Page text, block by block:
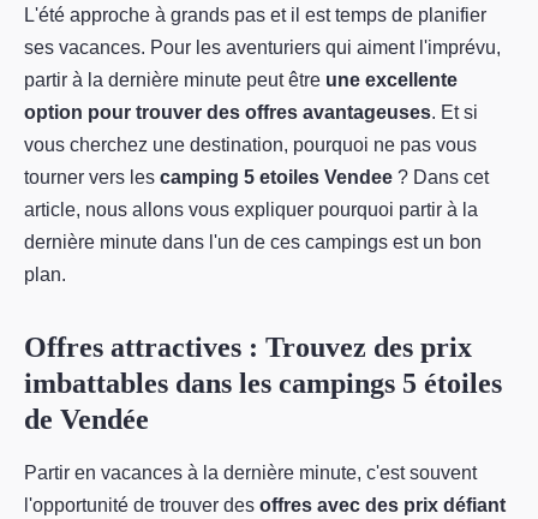
Pourquoi partir à la dernière
minute dans un camping 5
étoiles de Vendée est un bon plan
?
L'été approche à grands pas et il est temps de planifier
ses vacances. Pour les aventuriers qui aiment l'imprévu,
partir à la dernière minute peut être une excellente
option pour trouver des offres avantageuses. Et si
vous cherchez une destination, pourquoi ne pas vous
tourner vers les camping 5 etoiles Vendee ? Dans cet
article, nous allons vous expliquer pourquoi partir à la
dernière minute dans l'un de ces campings est un bon
plan.
Offres attractives : Trouvez des prix
imbattables dans les campings 5 étoiles
de Vendée
Partir en vacances à la dernière minute, c'est souvent
l'opportunité de trouver des offres avec des prix défiant